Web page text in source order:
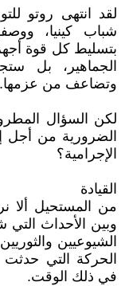
لقد انتهى روتو
شباب كينيا،
بتسليط كل قوة
الجماهير، بل
وتضاعف من عزمها.
لكن السؤال
الضرورية من أجل
الإجرامية؟
القيادة
من المستحيل ألا
الشيوعيين
الحركة التي حدثت
في ذلك الوقت.